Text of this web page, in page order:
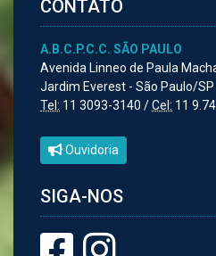
CONTATO
A.B.C.P.C.C. SÃO PAULO
Avenida Linneo de Paula
Jardim Everest - São Paulo/SP
Tel: 11 3093-3140 /Cel: 11
Ouvidoria
SIGA-NOS